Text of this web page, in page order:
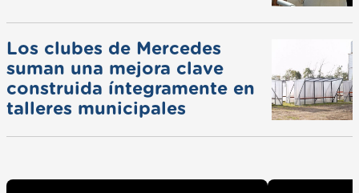
Los clubes de Mercedes
suman una mejora clave
construida íntegramente en
talleres municipales